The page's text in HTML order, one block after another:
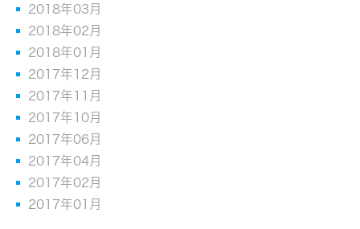
2018年03月
2018年02月
2018年01月
2017年12月
2017年11月
2017年10月
2017年06月
2017年04月
2017年02月
2017年01月